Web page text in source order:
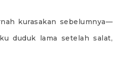
kurasakan sebelumnya—
duduk lama setelah salat,